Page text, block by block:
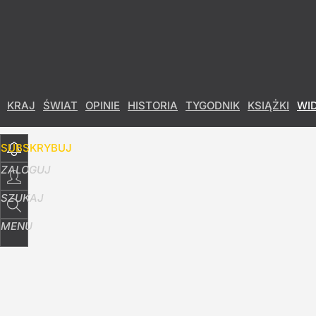
KRAJ ŚWIAT OPINIE HISTORIA TYGODNIK KSIĄŻKI
SUBSKRYBUJ
ZALOGUJ
SZUKAJ
MENU